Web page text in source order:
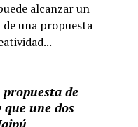
alcanzar un
una propuesta
de
une dos